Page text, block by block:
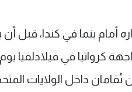
بنما في كندا، قبل أن
تُقامان داخل الولايات